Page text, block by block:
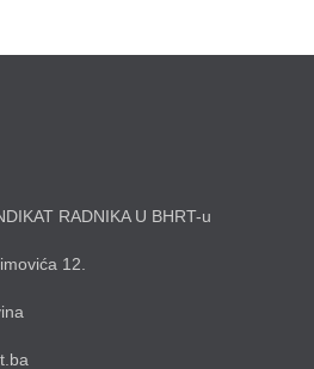
RADNIKA U BHRT-u
12.